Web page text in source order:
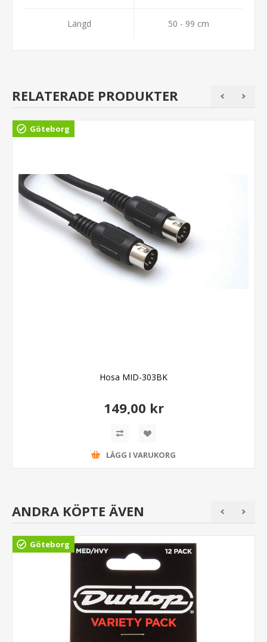
Längd 50 - 99 cm
RELATERADE PRODUKTER
Göteborg
Hosa MID-303BK
149,00 kr
LÄGG I VARUKORG
ANDRA KÖPTE ÄVEN
Göteborg